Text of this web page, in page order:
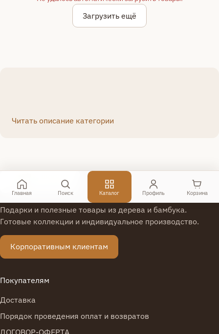
Загрузить ещё
>
Читать описание категории
Главная Поиск Каталог Профиль Корзина
Подарки и полезные товары из дерева и бамбука.
Готовые коллекции и индивидуальное производство.
Корпоративным клиентам
Покупателям
Доставка
Порядок проведения оплат и возвратов
ДОГОВОР-ОФЕРТА